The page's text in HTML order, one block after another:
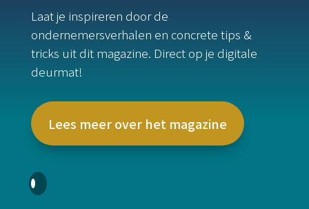
Laat je inspireren door de
ondernemersverhalen en concrete tips &
tricks uit dit magazine. Direct op je digitale
deurmat!
Lees meer over het magazine